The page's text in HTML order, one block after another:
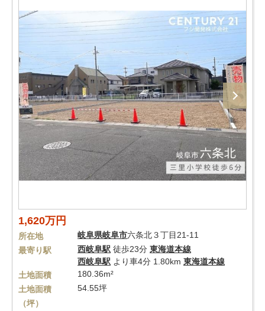
1,620万円
所在地 岐阜県岐阜市六条北３丁目21-11
最寄り駅
西岐阜駅 徒歩23分 東海道本線
西岐阜駅 より車4分 1.80km 東海道本線
土地面積
180.36m²
土地面積
（坪）
54.55坪